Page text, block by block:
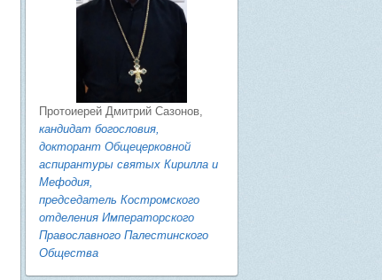
Протоиерей Дмитрий Сазонов,
кандидат богословия,
докторант Общецерковной
аспирантуры святых Кирилла и
Мефодия,
председатель Костромского
отделения Императорского
Православного Палестинского
Общества